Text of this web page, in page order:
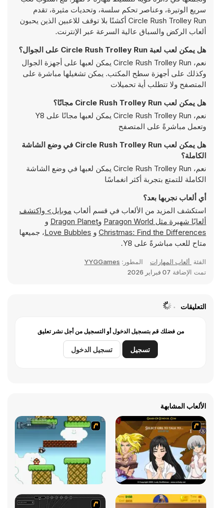
سريع الوتيرة، وعناصر تحكم سلسة، وتحديات مثيرة، تقدم
Circle Rush Trolley Run أكشنًا بلا توقف للاعبين الذين يحبون
ألعاب الركض والسباق عالية السرعة عبر الإنترنت.
هل يمكن لعب لعبة Circle Rush Trolley Run على الجوال؟
نعم، Circle Rush Trolley Run يمكن لعبها على أجهزة الجوال
وكذلك على أجهزة سطح المكتب. يمكن تشغيلها مباشرة على
المتصفح ولا تتطلب أية تحميلات
هل يمكن لعب Circle Rush Trolley Run مجانًا؟
نعم، Circle Rush Trolley Run يمكن لعبها مجانًا على Y8
وتعمل مباشرةً على المتصفح
هل يمكن لعب Circle Rush Trolley Run في وضع الشاشة
الكاملة؟
نعم، Circle Rush Trolley Run يمكن لعبها في وضع الشاشة
الكاملة للتمتع بتجربة أكثر انغماسًا
أي ألعاب نجربها بعد؟
استكشف المزيد من الألعاب في قسم ألعاب
موبايل> واكتشف
ألعابًا شهيرة مثل Paragon World وDragon Planet و
Christmas: Find the Differences و Love Bubbles، جميعها
متاح للعب مباشرةً على Y8.
الفئة ألعاب المهارات المطور: YYGGames
تمت الإضافة 07 فبراير 2026
التعليقات
من فضلك قم بتسجيل الدخول أو التسجيل من أجل نشر تعليق
تسجيل تسجيل الدخول
الألعاب المشابهة